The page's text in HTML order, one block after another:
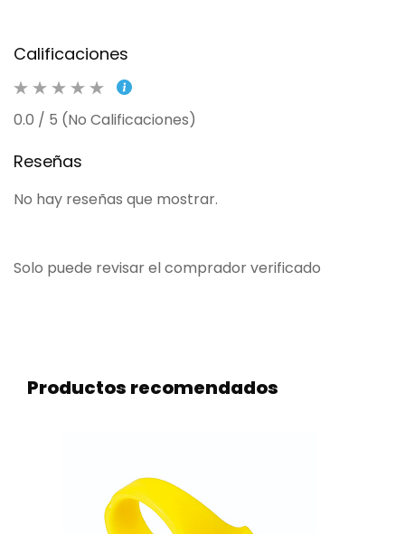
Calificaciones
0.0 / 5 (No Calificaciones)
Reseñas
No hay reseñas que mostrar.
Solo puede revisar el comprador verificado
Productos recomendados